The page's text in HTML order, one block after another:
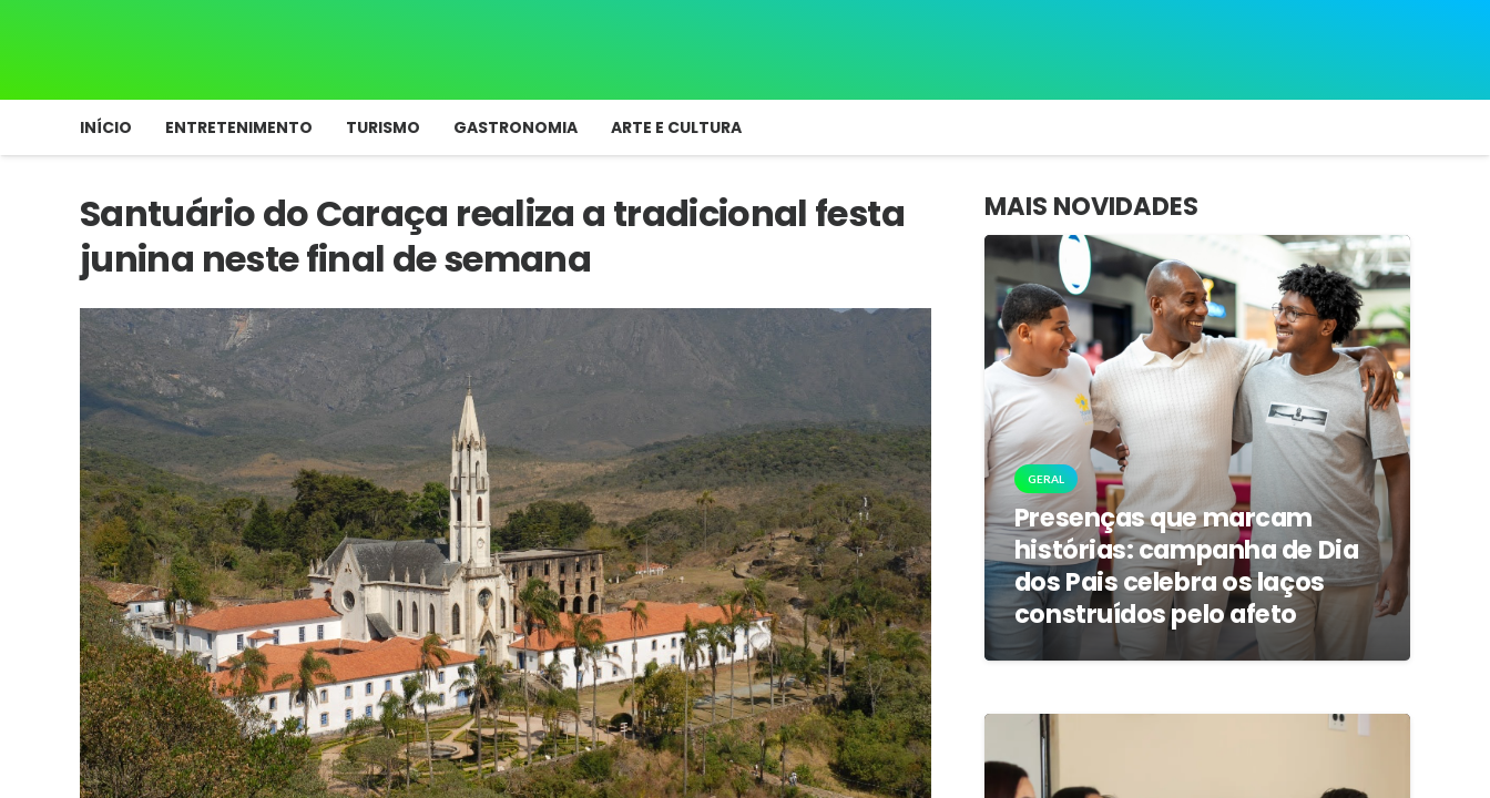
INÍCIO ENTRETENIMENTO TURISMO GASTRONOMIA ARTE E CULTURA
Santuário do Caraça realiza a tradicional festa
junina neste final de semana
MAIS NOVIDADES
GERAL
Presenças que marcam
histórias: campanha de Dia
dos Pais celebra os laços
construídos pelo afeto